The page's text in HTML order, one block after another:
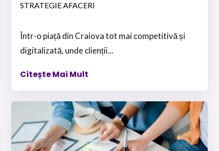
STRATEGIE AFACERI
Într-o piață din Craiova tot mai competitivă și
digitalizată, unde clienții...
Citește Mai Mult